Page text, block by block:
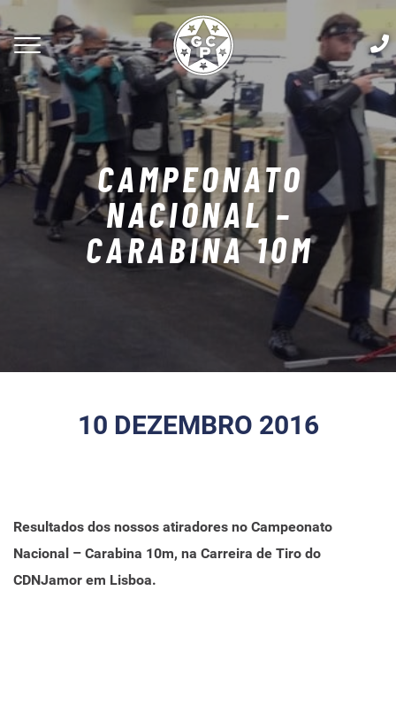
CAMPEONATO
NACIONAL –
CARABINA 10M
10 DEZEMBRO 2016
Resultados dos nossos atiradores no Campeonato
Nacional – Carabina 10m, na Carreira de Tiro do
CDNJamor em Lisboa.